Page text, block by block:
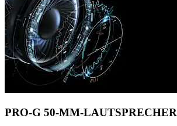
PRO-G 50-MM-LAUTSPRECHER